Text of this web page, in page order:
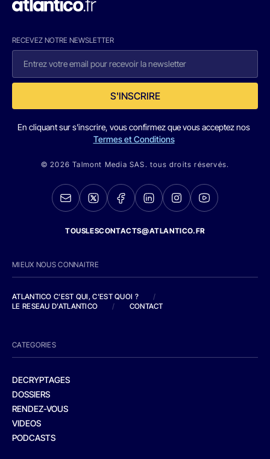
RECEVEZ NOTRE NEWSLETTER
S'INSCRIRE
En cliquant sur s'inscrire, vous confirmez que vous acceptez nos
Termes et Conditions
© 2026 Talmont Media SAS. tous droits réservés.
TOUSLESCONTACTS@ATLANTICO.FR
MIEUX NOUS CONNAITRE
ATLANTICO C'EST QUI, C'EST QUOI ?
/
LE RESEAU D'ATLANTICO
/ CONTACT
CATEGORIES
DECRYPTAGES
DOSSIERS
RENDEZ-VOUS
VIDEOS
PODCASTS